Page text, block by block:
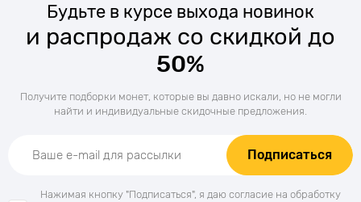
Будьте в курсе выхода новинок
и распродаж со скидкой до
50%
Получите подборки монет, которые вы давно искали, но не могли
найти и индивидуальные скидочные предложения.
Подписаться
Нажимая кнопку "Подписаться", я даю согласие на обработку